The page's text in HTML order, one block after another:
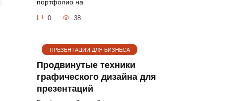
портфолио на
0 38
ПРЕЗЕНТАЦИИ ДЛЯ БИЗНЕСА
Продвинутые техники
графического дизайна для
презентаций